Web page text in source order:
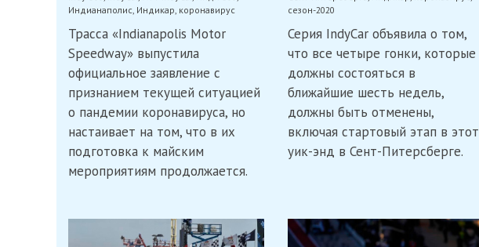
Индианаполис Индикар коронавирус
Трасса «Indianapolis Motor
Speedway» выпустила
официальное заявление с
признанием текущей ситуацией
о пандемии коронавируса, но
настаивает на том, что в их
подготовка к майским
мероприятиям продолжается.
сезон-2020
Серия IndyCar объявила о том,
что все четыре гонки, которые
должны состояться в
ближайшие шесть недель,
должны быть отменены,
включая стартовый этап в этот
уик-энд в Сент-Питерсберге.